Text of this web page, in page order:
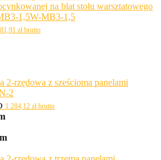
na blat stołu warsztatowego
1,5W-MB3-1,5
złbrutto
2-rzędowa z sześcioma panelami
2
1 284,12 złbrutto